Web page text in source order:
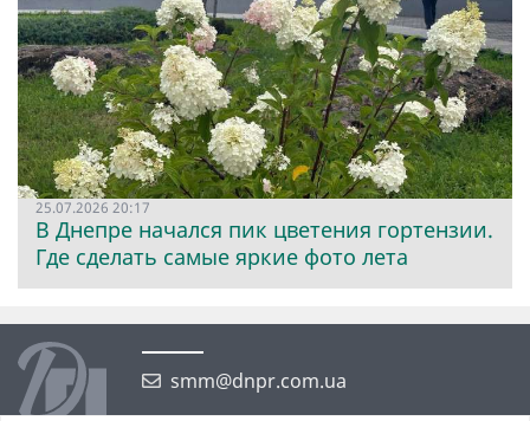
25.07.2026 20:17
В Днепре начался пик цветения гортензии.
Где сделать самые яркие фото лета
smm@dnpr.com.ua